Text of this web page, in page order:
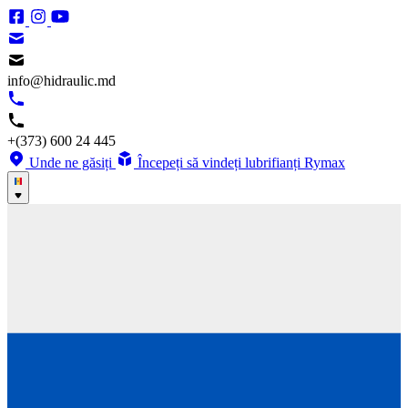
info@hidraulic.md
+(373) 600 24 445
Unde ne găsiți
Începeți să vindeți lubrifianți Rymax